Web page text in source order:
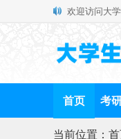
欢迎访问大
首页 考
当前位置：